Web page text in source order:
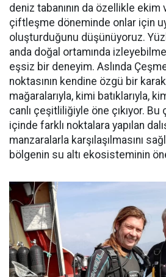
deniz tabanının da özellikle ekim
çiftleşme döneminde onlar için
oluşturduğunu düşünüyoruz.
anda doğal ortamında
eşsiz bir deneyim. Aslında
noktasının kendine özgü bir
mağaralarıyla, kimi batıklarıyla,
canlı çeşitliliğiyle öne çıkıyor. Bu
içinde farklı noktalara yapılan
manzaralarla karşılaşılmasını
bölgenin su altı ekosisteminin